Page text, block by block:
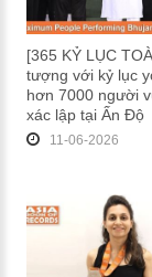
[365 KỶ LỤC
tượng với kỷ lục
hơn 7000 người
xác lập tại Ấn Độ
11-06-2026